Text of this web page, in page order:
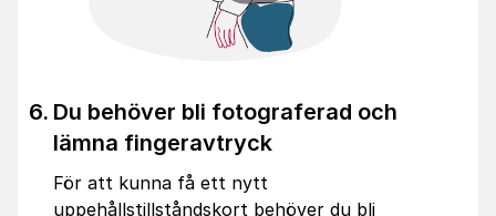
Du behöver bli fotograferad och
lämna fingeravtryck
För att kunna få ett nytt
uppehållstillståndskort behöver du bli